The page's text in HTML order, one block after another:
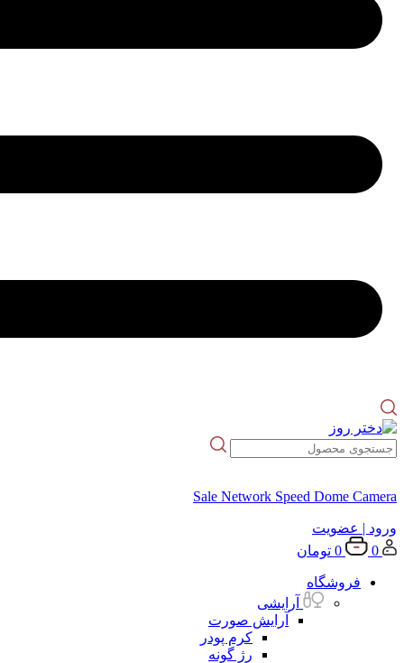
Sale Network Speed Dome Camera
ورود | عضویت
0
0 تومان
فروشگاه
آرایشی
آرایش صورت
کرم پودر
رژ گونه